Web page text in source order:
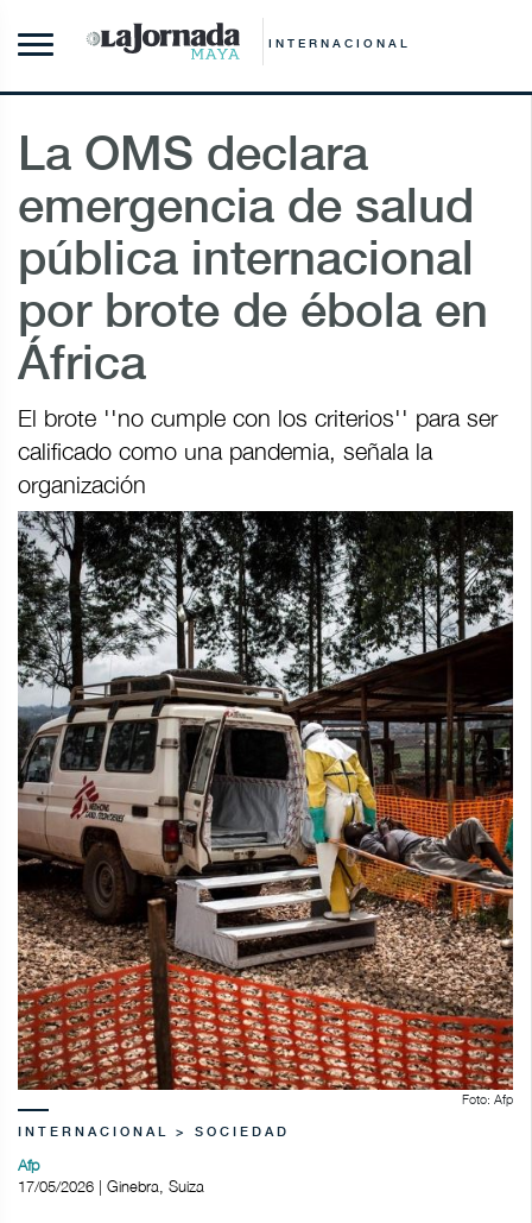
INTERNACIONAL
La OMS declara
emergencia de salud
pública internacional
por brote de ébola en
África
El brote ''no cumple con los criterios'' para ser
calificado como una pandemia, señala la
organización
Foto: Afp
INTERNACIONAL > SOCIEDAD
Afp
17/05/2026 | Ginebra, Suiza